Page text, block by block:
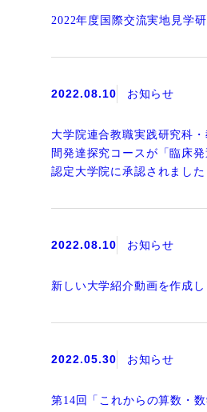
2022年度国際交流実地見学
2022.08.10 お知らせ
大学院連合教職実践研究科
間発達探究コースが「臨床
認定大学院に承認されました
2022.08.10 お知らせ
新しい大学紹介動画を作成
2022.05.30 お知らせ
第14回「これからの算数・